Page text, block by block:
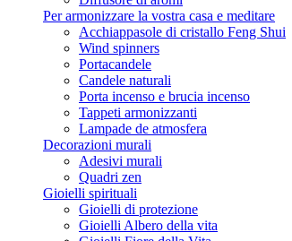
Per armonizzare la vostra casa e meditare
Acchiappasole di cristallo Feng Shui
Wind spinners
Portacandele
Candele naturali
Porta incenso e brucia incenso
Tappeti armonizzanti
Lampade de atmosfera
Decorazioni murali
Adesivi murali
Quadri zen
Gioielli spirituali
Gioielli di protezione
Gioielli Albero della vita